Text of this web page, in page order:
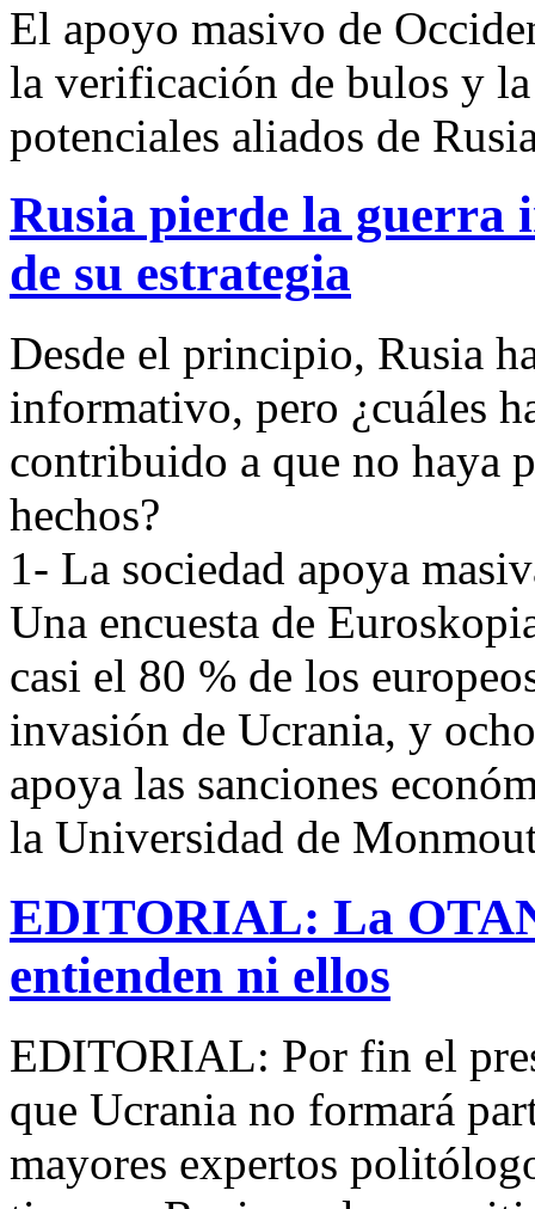
El apoyo masivo de
la verificación de bulos y
potenciales aliados de
Rusia pierde la guerra
de su estrategia
Desde el principio, Rusia
informativo, pero ¿cuáles
contribuido a que no haya
hechos?
1- La sociedad apoya
Una encuesta de
casi el 80 % de los
invasión de Ucrania, y
apoya las sanciones
la Universidad de
EDITORIAL: La
entienden ni ellos
EDITORIAL: Por fin el
que Ucrania no formará
mayores expertos